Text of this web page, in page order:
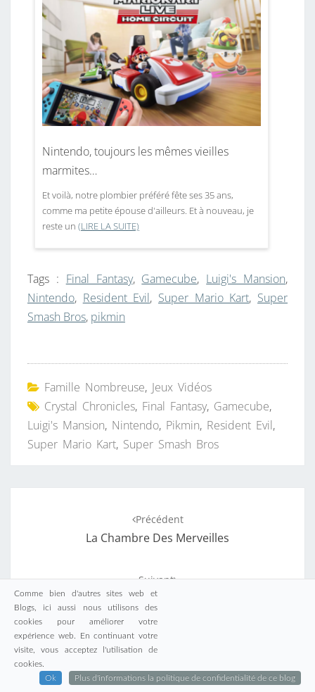
Nintendo, toujours les mêmes vieilles
marmites…
Et voilà, notre plombier préféré fête ses 35 ans,
comme ma petite épouse d'ailleurs. Et à nouveau, je
reste un (LIRE LA SUITE)
Tags : Final Fantasy, Gamecube, Luigi's Mansion,
Nintendo, Resident Evil, Super Mario Kart, Super
Smash Bros, pikmin
Famille Nombreuse, Jeux Vidéos
Crystal Chronicles, Final Fantasy, Gamecube,
Luigi's Mansion, Nintendo, Pikmin, Resident Evil,
Super Mario Kart, Super Smash Bros
Précédent
La Chambre Des Merveilles
Suivant
Marathon Lecture : La Rue Qui Nous Sépare
Comme bien d'autres sites web et
Blogs, ici aussi nous utilisons des
cookies pour améliorer votre
expérience web. En continuant votre
visite, vous acceptez l'utilisation de
cookies.
Ok
Plus d'informations la politique de confidentialité de ce blog